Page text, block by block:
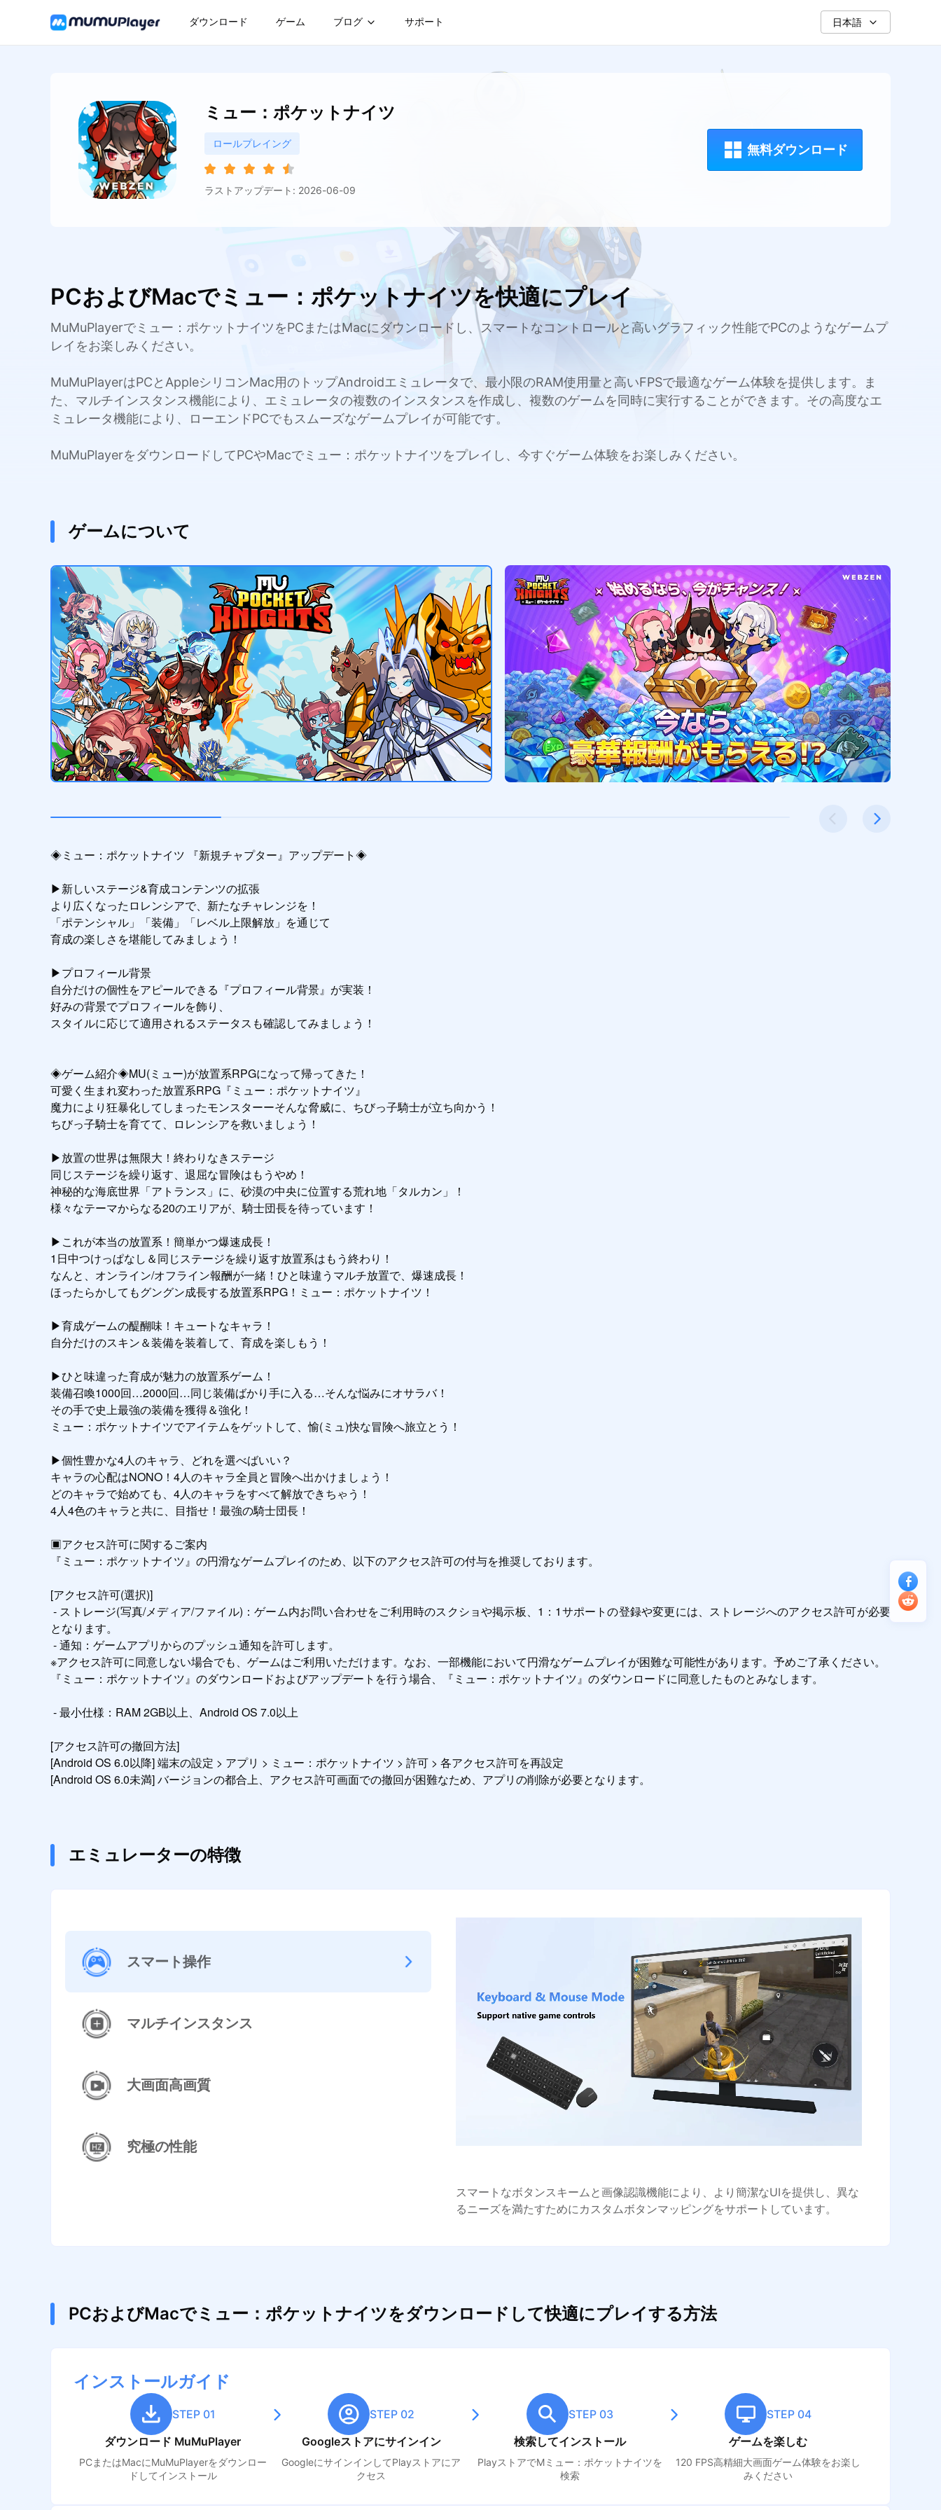
ダウンロード ゲーム ブログ サポート 日本語
ミュー：ポケットナイツ
ロールプレイング
ラストアップデート: 2026-06-09
無料ダウンロード
PCおよびMacでミュー：ポケットナイツを快適にプレイ
MuMuPlayerでミュー：ポケットナイツをPCまたはMacにダウンロードし、スマートなコントロールと高いグラフィック性能でPCのようなゲームプ
レイをお楽しみください。
MuMuPlayerはPCとAppleシリコンMac用のトップAndroidエミュレータで、最小限のRAM使用量と高いFPSで最適なゲーム体験を提供します。ま
た、マルチインスタンス機能により、エミュレータの複数のインスタンスを作成し、複数のゲームを同時に実行することができます。その高度なエ
ミュレータ機能により、ローエンドPCでもスムーズなゲームプレイが可能です。
MuMuPlayerをダウンロードしてPCやMacでミュー：ポケットナイツをプレイし、今すぐゲーム体験をお楽しみください。
ゲームについて
◈ミュー：ポケットナイツ 『新規チャプター』アップデート◈
▶新しいステージ&育成コンテンツの拡張
より広くなったロレンシアで、新たなチャレンジを！
「ポテンシャル」「装備」「レベル上限解放」を通じて
育成の楽しさを堪能してみましょう！
▶プロフィール背景
自分だけの個性をアピールできる『プロフィール背景』が実装！
好みの背景でプロフィールを飾り、
スタイルに応じて適用されるステータスも確認してみましょう！
◈ゲーム紹介◈MU(ミュー)が放置系RPGになって帰ってきた！
可愛く生まれ変わった放置系RPG『ミュー：ポケットナイツ』
魔力により狂暴化してしまったモンスターーそんな脅威に、ちびっ子騎士が立ち向かう！
ちびっ子騎士を育てて、ロレンシアを救いましょう！
▶放置の世界は無限大！終わりなきステージ
同じステージを繰り返す、退屈な冒険はもうやめ！
神秘的な海底世界「アトランス」に、砂漠の中央に位置する荒れ地「タルカン」！
様々なテーマからなる20のエリアが、騎士団長を待っています！
▶これが本当の放置系！簡単かつ爆速成長！
1日中つけっぱなし＆同じステージを繰り返す放置系はもう終わり！
なんと、オンライン/オフライン報酬が一緒！ひと味違うマルチ放置で、爆速成長！
ほったらかしてもグングン成長する放置系RPG！ミュー：ポケットナイツ！
▶育成ゲームの醍醐味！キュートなキャラ！
自分だけのスキン＆装備を装着して、育成を楽しもう！
▶ひと味違った育成が魅力の放置系ゲーム！
装備召喚1000回…2000回…同じ装備ばかり手に入る…そんな悩みにオサラバ！
その手で史上最強の装備を獲得＆強化！
ミュー：ポケットナイツでアイテムをゲットして、愉(ミュ)快な冒険へ旅立とう！
▶個性豊かな4人のキャラ、どれを選べばいい？
キャラの心配はNONO！4人のキャラ全員と冒険へ出かけましょう！
どのキャラで始めても、4人のキャラをすべて解放できちゃう！
4人4色のキャラと共に、目指せ！最強の騎士団長！
▣アクセス許可に関するご案内
『ミュー：ポケットナイツ』の円滑なゲームプレイのため、以下のアクセス許可の付与を推奨しております。
[アクセス許可(選択)]
- ストレージ(写真/メディア/ファイル)：ゲーム内お問い合わせをご利用時のスクショや掲示板、1：1サポートの登録や変更には、ストレージへのアクセス許可が必要
となります。
※アクセス許可に同意しない場合でも、ゲームはご利用いただけます。なお、一部機能において円滑なゲームプレイが困難な可能性があります。予めご了承ください。
『ミュー：ポケットナイツ』のダウンロードおよびアップデートを行う場合、『ミュー：ポケットナイツ』のダウンロードに同意したものとみなします。
[アクセス許可の撤回方法]
[Android OS 6.0以降] 端末の設定 > アプリ > ミュー：ポケットナイツ > 許可 > 各アクセス許可を再設定
[Android OS 6.0未満] バージョンの都合上、アクセス許可画面での撤回が困難なため、アプリの削除が必要となります。
エミュレーターの特徴
スマート操作
マルチインスタンス
大画面高画質
究極の性能
スマートなボタンスキームと画像認識機能により、より簡潔なUIを提供し、異な
るニーズを満たすためにカスタムボタンマッピングをサポートしています。
PCおよびMacでミュー：ポケットナイツをダウンロードして快適にプレイする方法
インストールガイド
STEP 01
ダウンロード MuMuPlayer
PCまたはMacにMuMuPlayerをダウンロー
ドしてインストール
STEP 02
Googleストアにサインイン
GoogleにサインインしてPlayストアにア
クセス
STEP 03
検索してインストール
PlayストアでMミュー：ポケットナイツを
検索
STEP 04
ゲームを楽しむ
120 FPS高精細大画面ゲーム体験をお楽し
みください